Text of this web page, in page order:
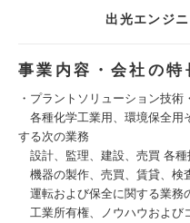
出光エンジ
事業内容・会社の特
・プラントソリューション技術
各種化学工業用、環境保全用
する次の業務
設計、監理、建設、売買 各
機器の製作、売買、賃貸、検
運転および保全に関する業務
工業所有権、ノウハウおよび